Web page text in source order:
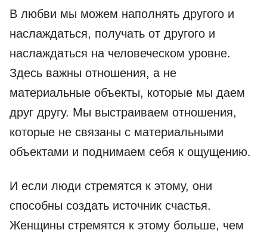
В любви мы можем наполнять другого и
наслаждаться, получать от другого и
наслаждаться на человеческом уровне.
Здесь важны отношения, а не
материальные объекты, которые мы даем
друг другу. Мы выстраиваем отношения,
которые не связаны с материальными
объектами и поднимаем себя к ощущению.
И если люди стремятся к этому, они
способны создать источник счастья.
Женщины стремятся к этому больше, чем